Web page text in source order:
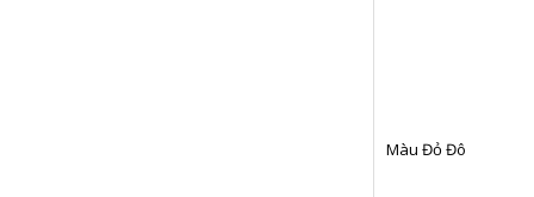
Màu Đỏ Đô